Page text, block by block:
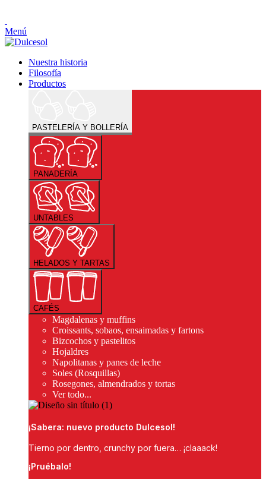
Menú
Nuestra historia
Filosofía
Productos
PASTELERÍA Y BOLLERÍA
PANADERÍA
UNTABLES
HELADOS Y TARTAS
CAFÉS
Magdalenas y muffins
Croissants, sobaos, ensaimadas y fartons
Bizcochos y pastelitos
Hojaldres
Napolitanas y panes de leche
Soles (Rosquillas)
Rosegones, almendrados y tortas
Ver todo...
¡Sabera: nuevo producto Dulcesol!
Tierno por dentro, crunchy por fuera… ¡claaack!
¡Pruébalo!